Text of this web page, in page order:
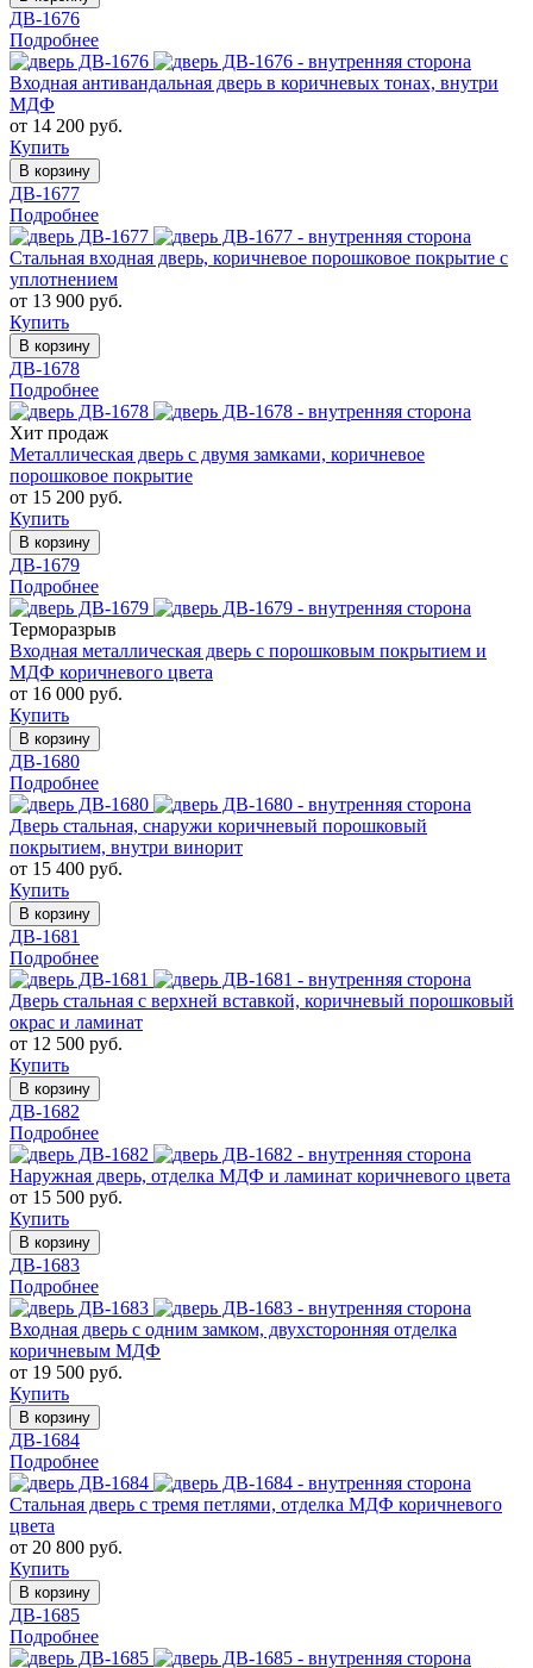
ДВ-1676
Подробнее
Входная антивандальная дверь в коричневых тонах, внутри
МДФ
от 14 200 руб.
Купить
В корзину
ДВ-1677
Подробнее
Стальная входная дверь, коричневое порошковое покрытие с
уплотнением
от 13 900 руб.
Купить
В корзину
ДВ-1678
Подробнее
Хит продаж
Металлическая дверь с двумя замками, коричневое
порошковое покрытие
от 15 200 руб.
Купить
В корзину
ДВ-1679
Подробнее
Терморазрыв
Входная металлическая дверь с порошковым покрытием и
МДФ коричневого цвета
от 16 000 руб.
Купить
В корзину
ДВ-1680
Подробнее
Дверь стальная, снаружи коричневый порошковый
покрытием, внутри винорит
от 15 400 руб.
Купить
В корзину
ДВ-1681
Подробнее
Дверь стальная с верхней вставкой, коричневый порошковый
окрас и ламинат
от 12 500 руб.
Купить
В корзину
ДВ-1682
Подробнее
Наружная дверь, отделка МДФ и ламинат коричневого цвета
от 15 500 руб.
Купить
В корзину
ДВ-1683
Подробнее
Входная дверь с одним замком, двухсторонняя отделка
коричневым МДФ
от 19 500 руб.
Купить
В корзину
ДВ-1684
Подробнее
Стальная дверь с тремя петлями, отделка МДФ коричневого
цвета
от 20 800 руб.
Купить
В корзину
ДВ-1685
Подробнее